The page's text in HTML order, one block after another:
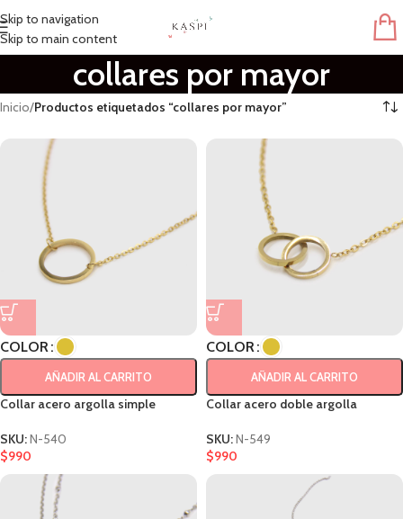
Skip to navigation
Skip to main content
collares por mayor
Inicio/Productos etiquetados “collares por mayor”
COLOR
AÑADIR AL CARRITO
Collar acero argolla simple
SKU:N-540
$990
COLOR
AÑADIR AL CARRITO
Collar acero doble argolla
SKU:N-549
$990